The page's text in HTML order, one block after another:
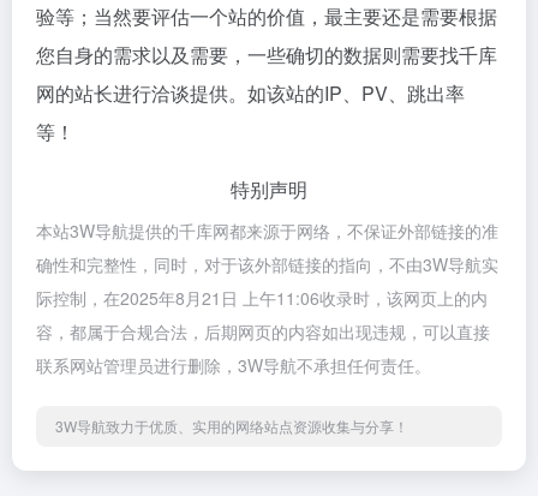
验等；当然要评估一个站的价值，最主要还是需要根据
您自身的需求以及需要，一些确切的数据则需要找千库
网的站长进行洽谈提供。如该站的IP、PV、跳出率
等！
特别声明
本站3W导航提供的千库网都来源于网络，不保证外部链接的准
确性和完整性，同时，对于该外部链接的指向，不由3W导航实
际控制，在2025年8月21日 上午11:06收录时，该网页上的内
容，都属于合规合法，后期网页的内容如出现违规，可以直接
联系网站管理员进行删除，3W导航不承担任何责任。
3W导航致力于优质、实用的网络站点资源收集与分享！